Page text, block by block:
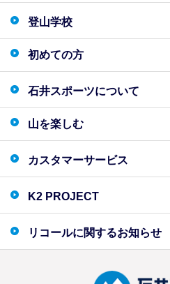
登山学校
初めての方
石井スポーツについて
山を楽しむ
カスタマーサービス
K2 PROJECT
リコールに関するお知らせ